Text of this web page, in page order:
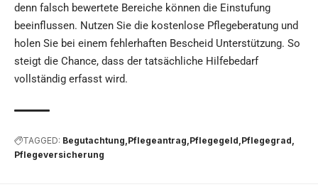
denn falsch bewertete Bereiche können die Einstufung
beeinflussen. Nutzen Sie die kostenlose Pflegeberatung und
holen Sie bei einem fehlerhaften Bescheid Unterstützung. So
steigt die Chance, dass der tatsächliche Hilfebedarf
vollständig erfasst wird.
TAGGED: Begutachtung Pflegeantrag Pflegegeld Pflegegrad
Pflegeversicherung